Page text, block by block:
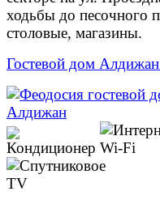
ходьбы до песочного
столовые, магазины.
Гостевой дом